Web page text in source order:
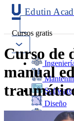
Edutin
Cursos gratis
Software
Diseño
Negocios
Curso de
manual